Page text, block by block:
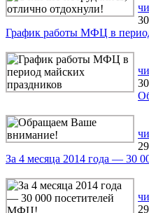
График работы МФЦ в
За 4 месяца 2014 года — 30